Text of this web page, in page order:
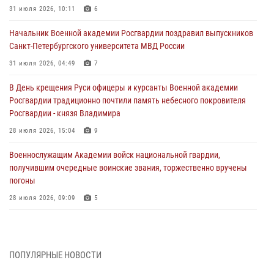
31 июля 2026, 10:11 6
Начальник Военной академии Росгвардии поздравил выпускников
Санкт-Петербургского университета МВД России
31 июля 2026, 04:49 7
В День крещения Руси офицеры и курсанты Военной академии
Росгвардии традиционно почтили память небесного покровителя
Росгвардии - князя Владимира
28 июля 2026, 15:04 9
Военнослужащим Академии войск национальной гвардии,
получившим очередные воинские звания, торжественно вручены
погоны
28 июля 2026, 09:09 5
27 июля 2026, 14:49 7
ПОПУЛЯРНЫЕ НОВОСТИ